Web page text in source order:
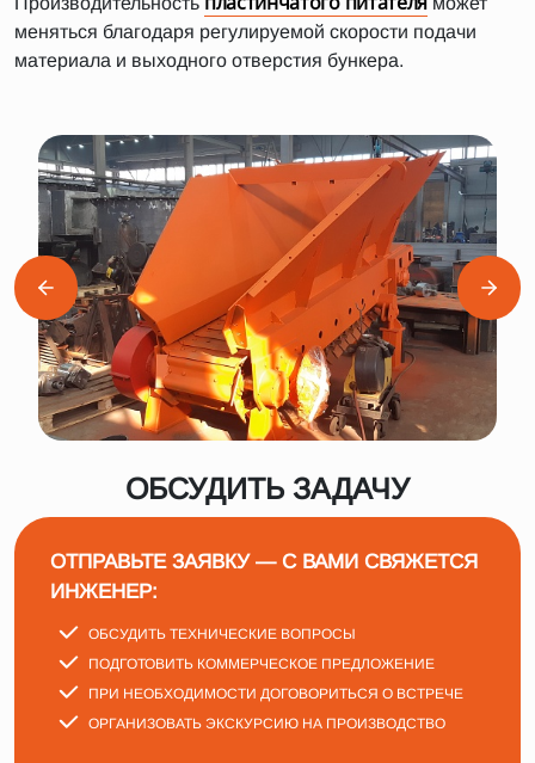
меняться благодаря регулируемой скорости подачи
материала и выходного отверстия бункера.
ОБСУДИТЬ ЗАДАЧУ
ОТПРАВЬТЕ ЗАЯВКУ — С ВАМИ СВЯЖЕТСЯ
ИНЖЕНЕР:
ОБСУДИТЬ ТЕХНИЧЕСКИЕ ВОПРОСЫ
ПОДГОТОВИТЬ КОММЕРЧЕСКОЕ ПРЕДЛОЖЕНИЕ
ПРИ НЕОБХОДИМОСТИ ДОГОВОРИТЬСЯ О ВСТРЕЧЕ
ОРГАНИЗОВАТЬ ЭКСКУРСИЮ НА ПРОИЗВОДСТВО